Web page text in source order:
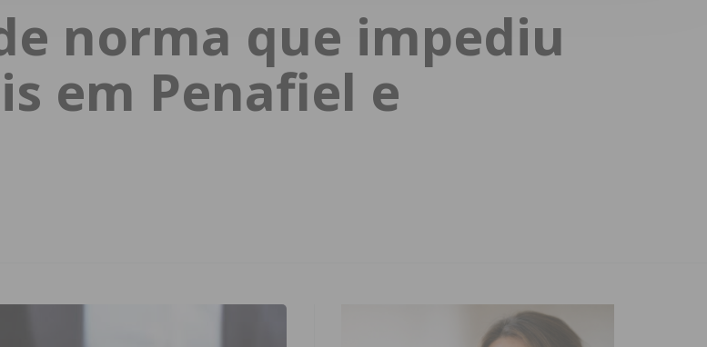
INICIAR SESSÃO
norma que impediu
em Penafiel e